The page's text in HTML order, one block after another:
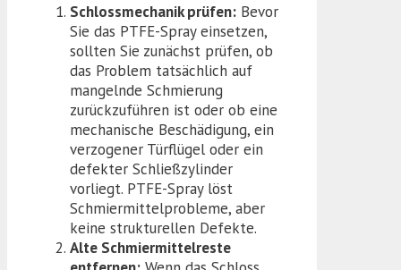
Schlossmechanik prüfen: Bevor
Sie das PTFE-Spray einsetzen,
sollten Sie zunächst prüfen, ob
das Problem tatsächlich auf
mangelnde Schmierung
zurückzuführen ist oder ob eine
mechanische Beschädigung, ein
verzogener Türflügel oder ein
defekter Schließzylinder
vorliegt. PTFE-Spray löst
Schmiermittelprobleme, aber
keine strukturellen Defekte.
Alte Schmiermittelreste